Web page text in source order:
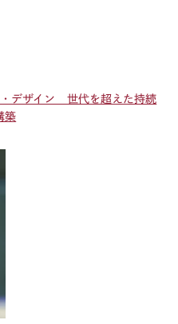
デザイン 世代を超えた持続
築